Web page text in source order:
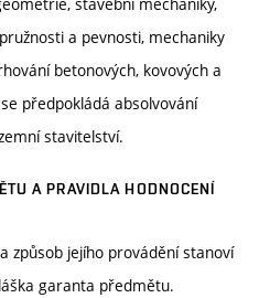
a pevnosti, mechaniky
betonových, kovových a
předpokládá absolvování
stavitelství.
A PRAVIDLA HODNOCENÍ
způsob jejího provádění stanoví
garanta předmětu.